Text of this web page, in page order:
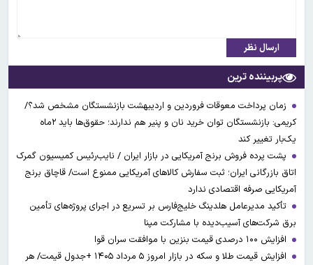
ارسال نظر
پربیننده ترین
زمان پرداخت معوقات فروردین و اردیبهشت بازنشستگان مشخص شد؟/
کریمی: بازنشستگان توان خرید نان و پنیر هم ندارند؛ حقوق‌ها باید ۲ماه
یک‌بار تغییر کند
پشت پرده فروش برنج آمریکایی در بازار ایران / نایب‌رئیس کمیسیون گمرک
اتاق بازرگانی ایران؛ ثبت سفارش کالاهای آمریکایی ممنوع است/ قاچاق برنج
آمریکایی صرفه اقتصادی ندارد
تأکید مدیرعامل هلدینگ خلیج‌فارس بر تسریع در اجرای پروژه‌های تأمین
برق شرکت‌های آسیب‌دیده با مشارکت مپنا
افزایش ۱۰۰ درصدی قیمت بنزین با موافقت سران قوا
افزایش قیمت طلا و سکه در بازار امروز ۵ مرداد ۱۴۰۵ +جدول قیمت/ هر